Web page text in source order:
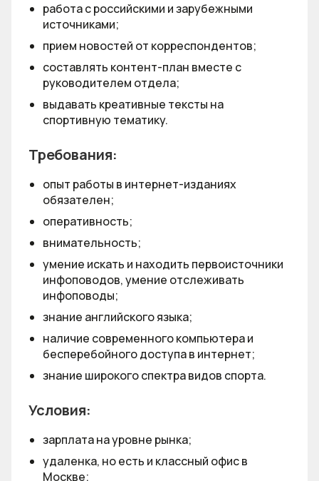
работа с российскими и зарубежными
источниками;
прием новостей от корреспондентов;
составлять контент-план вместе с
руководителем отдела;
выдавать креативные тексты на
спортивную тематику.
Требования:
опыт работы в интернет-изданиях
обязателен;
оперативность;
внимательность;
умение искать и находить первоисточники
инфоповодов, умение отслеживать
инфоповоды;
знание английского языка;
наличие современного компьютера и
бесперебойного доступа в интернет;
знание широкого спектра видов спорта.
Условия:
зарплата на уровне рынка;
удаленка, но есть и классный офис в
Москве;